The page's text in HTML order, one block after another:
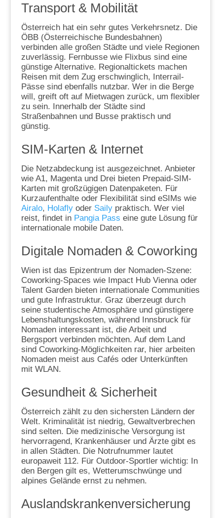
Transport & Mobilität
Österreich hat ein sehr gutes Verkehrsnetz. Die
ÖBB (Österreichische Bundesbahnen)
verbinden alle großen Städte und viele Regionen
zuverlässig. Fernbusse wie Flixbus sind eine
günstige Alternative. Regionaltickets machen
Reisen mit dem Zug erschwinglich, Interrail-
Pässe sind ebenfalls nutzbar. Wer in die Berge
will, greift oft auf Mietwagen zurück, um flexibler
zu sein. Innerhalb der Städte sind
Straßenbahnen und Busse praktisch und
günstig.
SIM-Karten & Internet
Die Netzabdeckung ist ausgezeichnet. Anbieter
wie A1, Magenta und Drei bieten Prepaid-SIM-
Karten mit großzügigen Datenpaketen. Für
Kurzaufenthalte oder Flexibilität sind eSIMs wie
Airalo, Holaflyoder Sailypraktisch. Wer viel
reist, findet in Pangia Pass eine gute Lösung für
internationale mobile Daten.
Digitale Nomaden & Coworking
Wien ist das Epizentrum der Nomaden-Szene:
Coworking-Spaces wie Impact Hub Vienna oder
Talent Garden bieten internationale Communities
und gute Infrastruktur. Graz überzeugt durch
seine studentische Atmosphäre und günstigere
Lebenshaltungskosten, während Innsbruck für
Nomaden interessant ist, die Arbeit und
Bergsport verbinden möchten. Auf dem Land
sind Coworking-Möglichkeiten rar, hier arbeiten
Nomaden meist aus Cafés oder Unterkünften
mit WLAN.
Gesundheit & Sicherheit
Österreich zählt zu den sichersten Ländern der
Welt. Kriminalität ist niedrig, Gewaltverbrechen
sind selten. Die medizinische Versorgung ist
hervorragend, Krankenhäuser und Ärzte gibt es
in allen Städten. Die Notrufnummer lautet
europaweit 112. Für Outdoor-Sportler wichtig: In
den Bergen gilt es, Wetterumschwünge und
alpines Gelände ernst zu nehmen.
Auslandskrankenversicherung